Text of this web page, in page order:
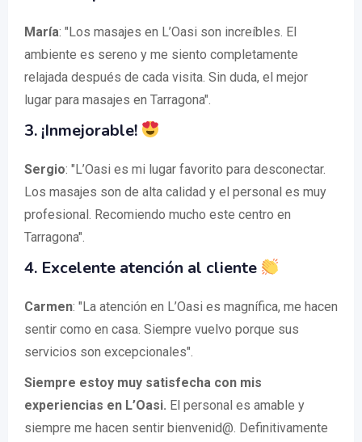
María: "Los masajes en L’Oasi son increíbles. El
ambiente es sereno y me siento completamente
relajada después de cada visita. Sin duda, el mejor
lugar para masajes en Tarragona".
3. ¡Inmejorable!
Sergio: "L’Oasi es mi lugar favorito para desconectar.
Los masajes son de alta calidad y el personal es muy
profesional. Recomiendo mucho este centro en
Tarragona".
4. Excelente atención al cliente
Carmen: "La atención en L’Oasi es magnífica, me hacen
sentir como en casa. Siempre vuelvo porque sus
servicios son excepcionales".
Siempre estoy muy satisfecha con mis
experiencias en L’Oasi. El personal es amable y
siempre me hacen sentir bienvenid@. Definitivamente